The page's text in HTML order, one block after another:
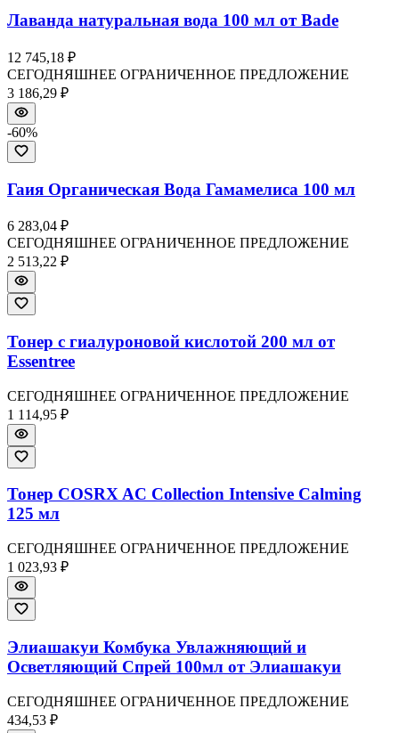
Лаванда натуральная вода 100 мл от Bade
12 745,18 ₽
СЕГОДНЯШНЕЕ ОГРАНИЧЕННОЕ ПРЕДЛОЖЕНИЕ
3 186,29 ₽
-60%
Гаия Органическая Вода Гамамелиса 100 мл
6 283,04 ₽
СЕГОДНЯШНЕЕ ОГРАНИЧЕННОЕ ПРЕДЛОЖЕНИЕ
2 513,22 ₽
Тонер с гиалуроновой кислотой 200 мл от
Essentree
СЕГОДНЯШНЕЕ ОГРАНИЧЕННОЕ ПРЕДЛОЖЕНИЕ
1 114,95 ₽
Тонер COSRX AC Collection Intensive Calming
125 мл
СЕГОДНЯШНЕЕ ОГРАНИЧЕННОЕ ПРЕДЛОЖЕНИЕ
1 023,93 ₽
Элиашакуи Комбука Увлажняющий и
Осветляющий Спрей 100мл от Элиашакуи
СЕГОДНЯШНЕЕ ОГРАНИЧЕННОЕ ПРЕДЛОЖЕНИЕ
434,53 ₽